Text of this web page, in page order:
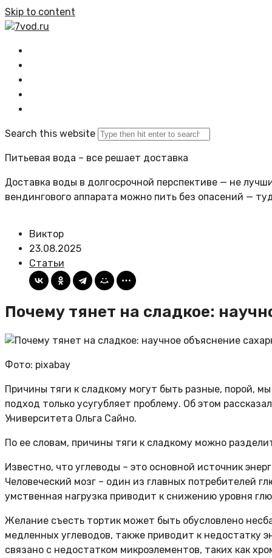
Skip to content
7vod.ru
Search this website
Питьевая вода – все решает доставка
Доставка воды в долгосрочной перспективе — не
вендингового аппарата можно пить без опасений —
Виктор
23.08.2025
Статьи
Почему тянет на сладкое:
Фото: pixabay
Причины тяги к сладкому могут быть разные, порой,
подход только усугубляет проблему. Об этом
Университета Ольга Сайно.
По ее словам, причины тяги к сладкому можно
Известно, что углеводы – это основной источник
Человеческий мозг – один из главных потребителей
умственная нагрузка приводит к снижению уровня
Желание съесть тортик может быть обусловлено
медленных углеводов, также приводит к недостатку
связано с недостатком микроэлементов, таких как